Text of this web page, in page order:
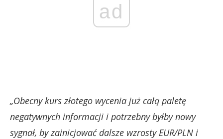
ad
„Obecny kurs złotego wycenia już całą paletę
negatywnych informacji i potrzebny byłby nowy
sygnał, by zainicjować dalsze wzrosty EUR/PLN i